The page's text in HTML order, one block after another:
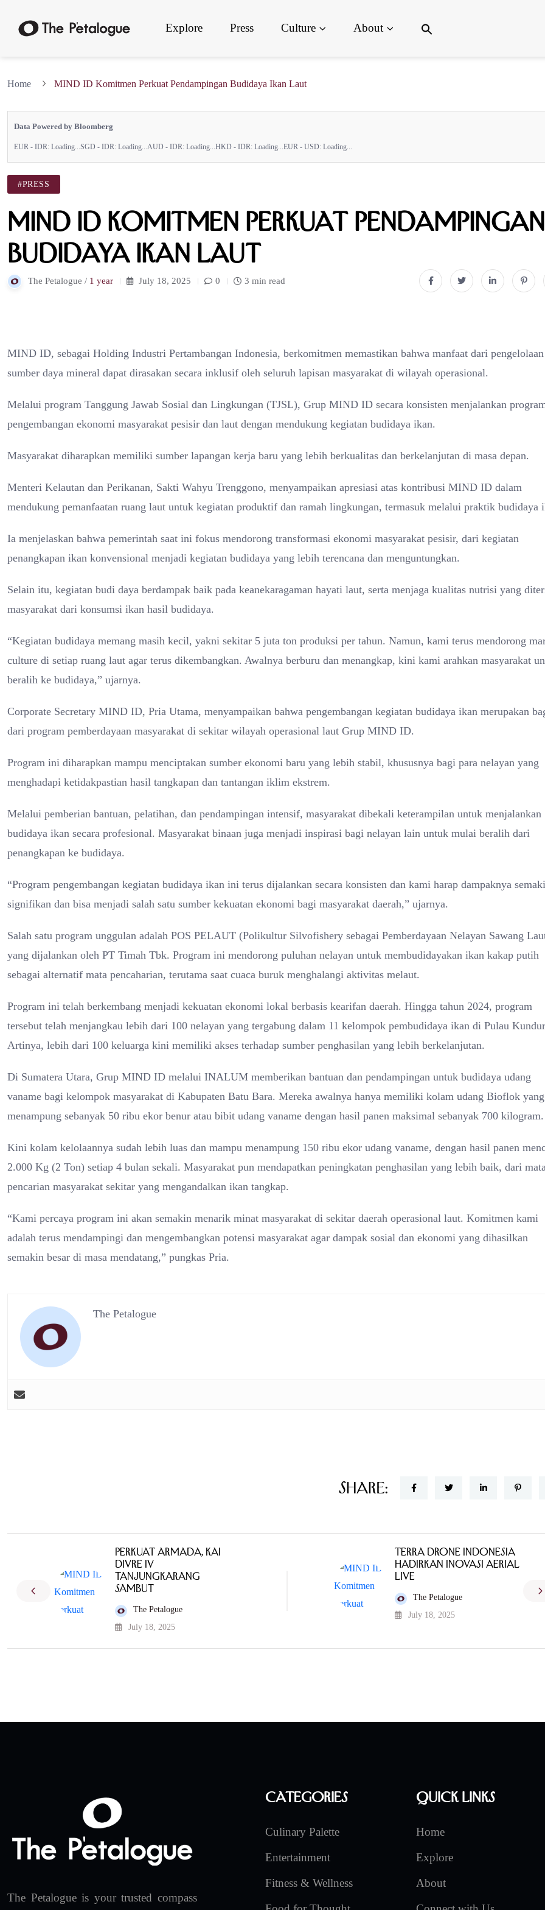
Explore Press Culture About
Home MIND ID Komitmen Perkuat Pendampingan Budidaya Ikan Laut
Data Powered by Bloomberg
EUR - IDR: Loading...SGD - IDR: Loading...AUD - IDR: Loading...HKD - IDR: Loading...EUR - USD: Loading...
#PRESS
MIND ID Komitmen Perkuat Pendampingan
Budidaya Ikan Laut
The Petalogue / 1 year July 18, 2025 0 3 min read
MIND ID, sebagai Holding Industri Pertambangan Indonesia, berkomitmen memastikan bahwa manfaat dari pengelolaan
sumber daya mineral dapat dirasakan secara inklusif oleh seluruh lapisan masyarakat di wilayah operasional.
Melalui program Tanggung Jawab Sosial dan Lingkungan (TJSL), Grup MIND ID secara konsisten menjalankan
pengembangan ekonomi masyarakat pesisir dan laut dengan mendukung kegiatan budidaya ikan.
Masyarakat diharapkan memiliki sumber lapangan kerja baru yang lebih berkualitas dan berkelanjutan di masa depan.
Menteri Kelautan dan Perikanan, Sakti Wahyu Trenggono, menyampaikan apresiasi atas kontribusi MIND ID dalam
mendukung pemanfaatan ruang laut untuk kegiatan produktif dan ramah lingkungan, termasuk melalui praktik budidaya
Ia menjelaskan bahwa pemerintah saat ini fokus mendorong transformasi ekonomi masyarakat pesisir, dari kegiatan
penangkapan ikan konvensional menjadi kegiatan budidaya yang lebih terencana dan menguntungkan.
Selain itu, kegiatan budi daya berdampak baik pada keanekaragaman hayati laut, serta menjaga kualitas nutrisi yang
masyarakat dari konsumsi ikan hasil budidaya.
“Kegiatan budidaya memang masih kecil, yakni sekitar 5 juta ton produksi per tahun. Namun, kami terus mendorong
culture di setiap ruang laut agar terus dikembangkan. Awalnya berburu dan menangkap, kini kami arahkan masyarakat
beralih ke budidaya,” ujarnya.
Corporate Secretary MIND ID, Pria Utama, menyampaikan bahwa pengembangan kegiatan budidaya ikan merupakan
dari program pemberdayaan masyarakat di sekitar wilayah operasional laut Grup MIND ID.
Program ini diharapkan mampu menciptakan sumber ekonomi baru yang lebih stabil, khususnya bagi para nelayan yang
menghadapi ketidakpastian hasil tangkapan dan tantangan iklim ekstrem.
Melalui pemberian bantuan, pelatihan, dan pendampingan intensif, masyarakat dibekali keterampilan untuk menjalankan
budidaya ikan secara profesional. Masyarakat binaan juga menjadi inspirasi bagi nelayan lain untuk mulai beralih dari
penangkapan ke budidaya.
“Program pengembangan kegiatan budidaya ikan ini terus dijalankan secara konsisten dan kami harap dampaknya
signifikan dan bisa menjadi salah satu sumber kekuatan ekonomi bagi masyarakat daerah,” ujarnya.
Salah satu program unggulan adalah POS PELAUT (Polikultur Silvofishery sebagai Pemberdayaan Nelayan Sawang
yang dijalankan oleh PT Timah Tbk. Program ini mendorong puluhan nelayan untuk membudidayakan ikan kakap putih
sebagai alternatif mata pencaharian, terutama saat cuaca buruk menghalangi aktivitas melaut.
Program ini telah berkembang menjadi kekuatan ekonomi lokal berbasis kearifan daerah. Hingga tahun 2024, program
tersebut telah menjangkau lebih dari 100 nelayan yang tergabung dalam 11 kelompok pembudidaya ikan di Pulau
Artinya, lebih dari 100 keluarga kini memiliki akses terhadap sumber penghasilan yang lebih berkelanjutan.
Di Sumatera Utara, Grup MIND ID melalui INALUM memberikan bantuan dan pendampingan untuk budidaya udang
vaname bagi kelompok masyarakat di Kabupaten Batu Bara. Mereka awalnya hanya memiliki kolam udang Bioflok yang
menampung sebanyak 50 ribu ekor benur atau bibit udang vaname dengan hasil panen maksimal sebanyak 700 kilogram.
Kini kolam kelolaannya sudah lebih luas dan mampu menampung 150 ribu ekor udang vaname, dengan hasil panen
2.000 Kg (2 Ton) setiap 4 bulan sekali. Masyarakat pun mendapatkan peningkatan penghasilan yang lebih baik, dari
pencarian masyarakat sekitar yang mengandalkan ikan tangkap.
“Kami percaya program ini akan semakin menarik minat masyarakat di sekitar daerah operasional laut. Komitmen kami
adalah terus mendampingi dan mengembangkan potensi masyarakat agar dampak sosial dan ekonomi yang dihasilkan
semakin besar di masa mendatang,” pungkas Pria.
The Petalogue
Share:
Perkuat Armada, KAI
Divre IV
Tanjungkarang
Sambut
The Petalogue
July 18, 2025
Terra Drone Indonesia
Hadirkan Inovasi Aerial
Live
The Petalogue
July 18, 2025
The Petalogue is your trusted compass
Categories
Culinary Palette
Entertainment
Fitness & Wellness
Quick Links
Home
Explore
About